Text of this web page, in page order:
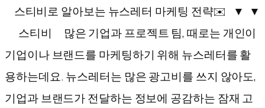
스티비로 알아보는 뉴스레터 마케팅 전략✉️ ▼ ▼
스티비 많은 기업과 프로젝트 팀, 때로는 개인이
기업이나 브랜드를 마케팅하기 위해 뉴스레터를 활
용하는데요. 뉴스레터는 많은 광고비를 쓰지 않아도,
기업과 브랜드가 전달하는 정보에 공감하는 잠재 고